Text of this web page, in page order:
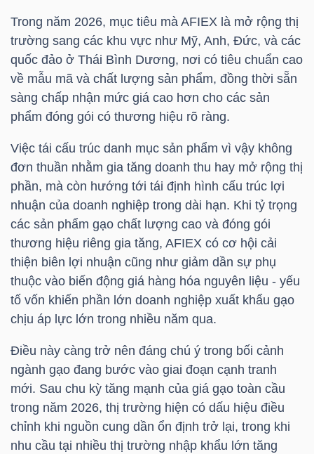
Trong năm 2026, mục tiêu mà AFIEX là mở rộng thị
trường sang các khu vực như Mỹ, Anh, Đức, và các
quốc đảo ở Thái Bình Dương, nơi có tiêu chuẩn cao
về mẫu mã và chất lượng sản phẩm, đồng thời sẵn
sàng chấp nhận mức giá cao hơn cho các sản
phẩm đóng gói có thương hiệu rõ ràng.
Việc tái cấu trúc danh mục sản phẩm vì vậy không
đơn thuần nhằm gia tăng doanh thu hay mở rộng thị
phần, mà còn hướng tới tái định hình cấu trúc lợi
nhuận của doanh nghiệp trong dài hạn. Khi tỷ trọng
các sản phẩm gạo chất lượng cao và đóng gói
thương hiệu riêng gia tăng, AFIEX có cơ hội cải
thiện biên lợi nhuận cũng như giảm dần sự phụ
thuộc vào biến động giá hàng hóa nguyên liệu - yếu
tố vốn khiến phần lớn doanh nghiệp xuất khẩu gạo
chịu áp lực lớn trong nhiều năm qua.
Điều này càng trở nên đáng chú ý trong bối cảnh
ngành gạo đang bước vào giai đoạn cạnh tranh
mới. Sau chu kỳ tăng mạnh của giá gạo toàn cầu
trong năm 2026, thị trường hiện có dấu hiệu điều
chỉnh khi nguồn cung dần ổn định trở lại, trong khi
nhu cầu tại nhiều thị trường nhập khẩu lớn tăng
TÀI
CHÍNH
CÁ
NHÂN
PHÂN
TÍCH
VIETSTOCKFINANCE
VĨ
NGÀNH
DOANH